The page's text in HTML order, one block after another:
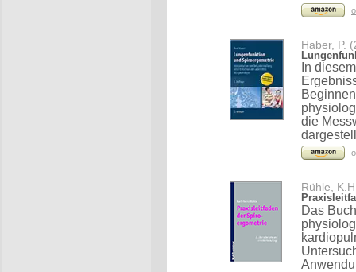
Haber, P.
In
die
Rühle,
Das